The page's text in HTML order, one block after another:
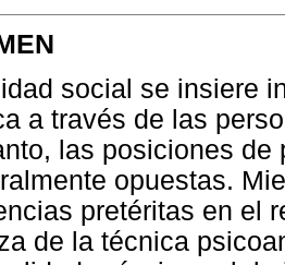
social se insiere
a través de las
las posiciones
opuestas.
pretéritas en el
de la técnica